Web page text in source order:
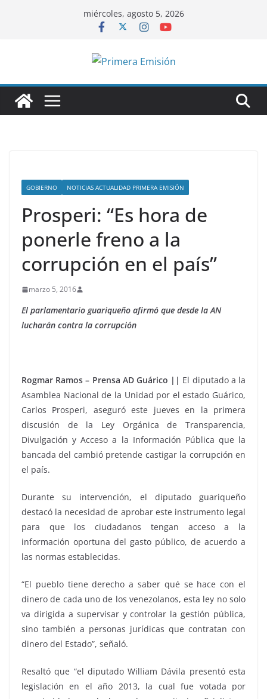
miércoles, agosto 5, 2026
GOBIERNO NOTICIAS ACTUALIDAD PRIMERA EMISIÓN
Prosperi: “Es hora de
ponerle freno a la
corrupción en el país”
marzo 5, 2016
El parlamentario guariqueño afirmó que desde la AN
lucharán contra la corrupción
Rogmar Ramos – Prensa AD Guárico || El diputado a la
Asamblea Nacional de la Unidad por el estado Guárico,
Carlos Prosperi, aseguró este jueves en la primera
discusión de la Ley Orgánica de Transparencia,
Divulgación y Acceso a la Información Pública que la
bancada del cambió pretende castigar la corrupción en
el país.
Durante su intervención, el diputado guariqueño
destacó la necesidad de aprobar este instrumento legal
para que los ciudadanos tengan acceso a la
información oportuna del gasto público, de acuerdo a
las normas establecidas.
“El pueblo tiene derecho a saber qué se hace con el
dinero de cada uno de los venezolanos, esta ley no solo
va dirigida a supervisar y controlar la gestión pública,
sino también a personas jurídicas que contratan con
dinero del Estado”, señaló.
Resaltó que “el diputado William Dávila presentó esta
legislación en el año 2013, la cual fue votada por